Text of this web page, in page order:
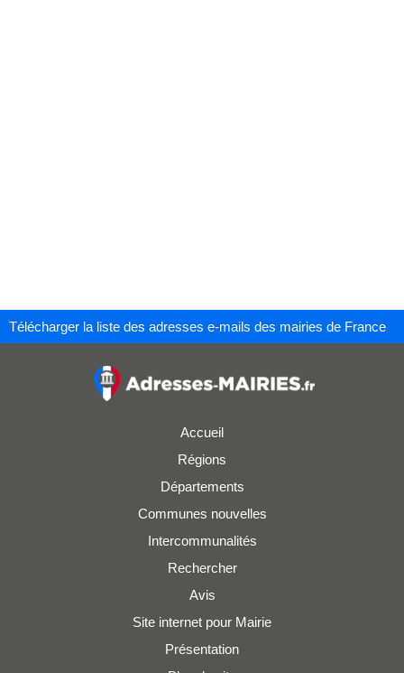
Télécharger la liste des adresses e-mails des mairies de France
Accueil
Régions
Départements
Communes nouvelles
Intercommunalités
Rechercher
Avis
Site internet pour Mairie
Présentation